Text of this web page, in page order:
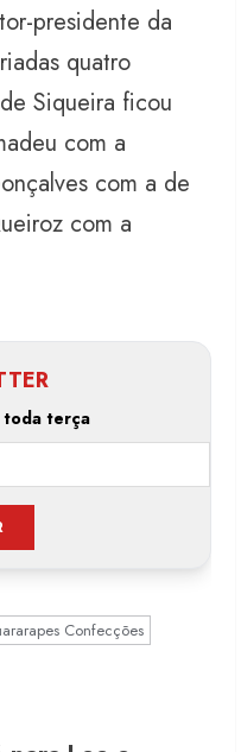
presidente da
quatro
Siqueira ficou
com a
com a de
com a
toda terça
Confecções